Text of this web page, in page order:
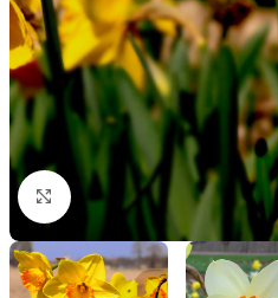
Zum Vergrößern klicken